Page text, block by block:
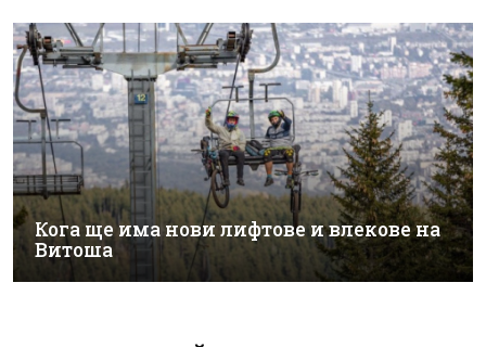
Кога ще има нови лифтове и влекове на
Витоша